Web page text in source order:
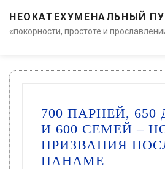
НЕОКАТЕХУМЕНАЛЬНЫЙ
«покорности, простоте и
700 ПАРНЕЙ,
И 600 СЕМЕЙ –
ПРИЗВАНИЯ
ПАНАМЕ